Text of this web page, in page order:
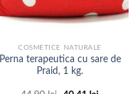
COSMETICE NATURALE
Perna terapeutica cu sare de
Praid, 1 kg.